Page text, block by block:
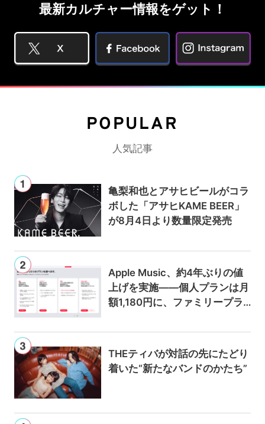
最新カルチャー情報をゲット！
POPULAR
人気記事
亀梨和也とアサヒビールがコラ
ボした「アサヒKAME BEER」
が8月4日より数量限定発売
Apple Music、約4年ぶりの値
上げを実施——個人プランは月
額1,180円に、ファミリープラ
THEティバが対話の先にたどり
着いた“新たなバンドのかたち”